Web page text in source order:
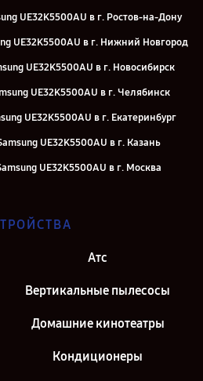
UE32K5500AU в г. Ростов-на-Дону
UE32K5500AU в г. Нижний Новгород
UE32K5500AU в г. Новосибирск
UE32K5500AU в г. Челябинск
UE32K5500AU в г. Екатеринбург
UE32K5500AU в г. Казань
UE32K5500AU в г. Москва
Атс
Вертикальные пылесосы
Домашние кинотеатры
Кондиционеры